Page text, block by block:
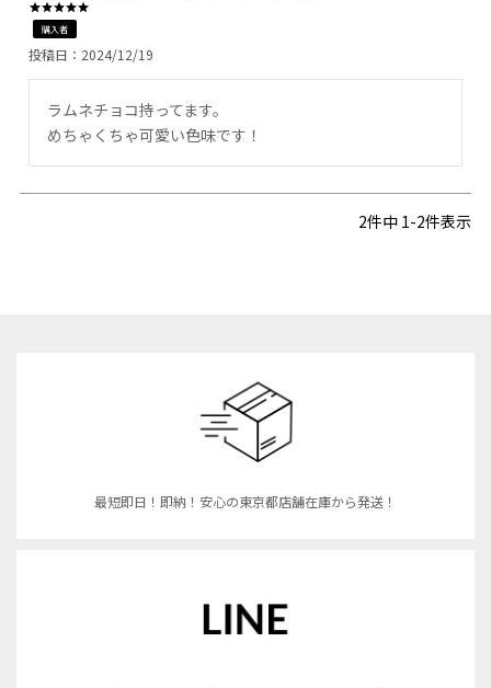
購入者
投稿日 2024/12/19
ラムネチョコ持ってます。
めちゃくちゃ可愛い色味です！
2件中 1-2件表示
最短即日！即納！安心の東京都店舗在庫から発送！